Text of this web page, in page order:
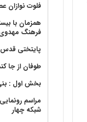
فلوت نوازان
همزمان با
فرهنگ
پایتختی
طوفان از جا
بخش اول : بنی
مراسم
شبکه چهار